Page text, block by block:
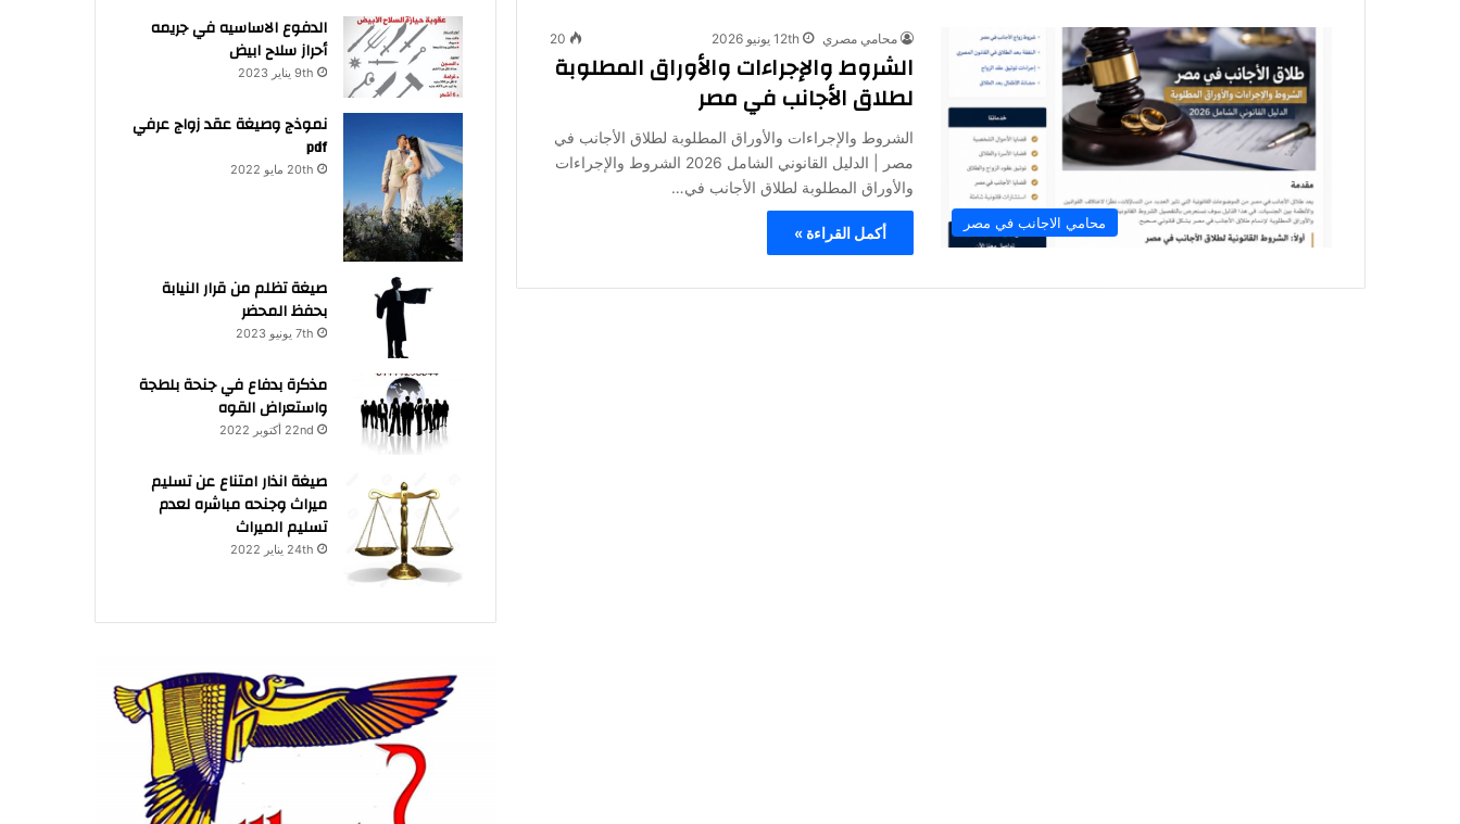
محامي الاجانب في مصر
محامي مصري 12th يونيو 2026 20
الشروط والإجراءات والأوراق المطلوبة
لطلاق الأجانب في مصر
الشروط والإجراءات والأوراق المطلوبة لطلاق الأجانب في
مصر | الدليل القانوني الشامل 2026 الشروط والإجراءات
والأوراق المطلوبة لطلاق الأجانب في…
أكمل القراءة »
الدفوع الاساسيه في جريمه
أحراز سلاح ابيض
9th يناير 2023
نموذج وصيغة عقد زواج عرفي
pdf
20th مايو 2022
صيغة تظلم من قرار النيابة
بحفظ المحضر
7th يونيو 2023
مذكرة بدفاع في جنحة بلطجة
واستعراض القوه
22nd أكتوبر 2022
صيغة انذار امتناع عن تسليم
ميراث وجنحه مباشره لعدم
تسليم الميراث
24th يناير 2022